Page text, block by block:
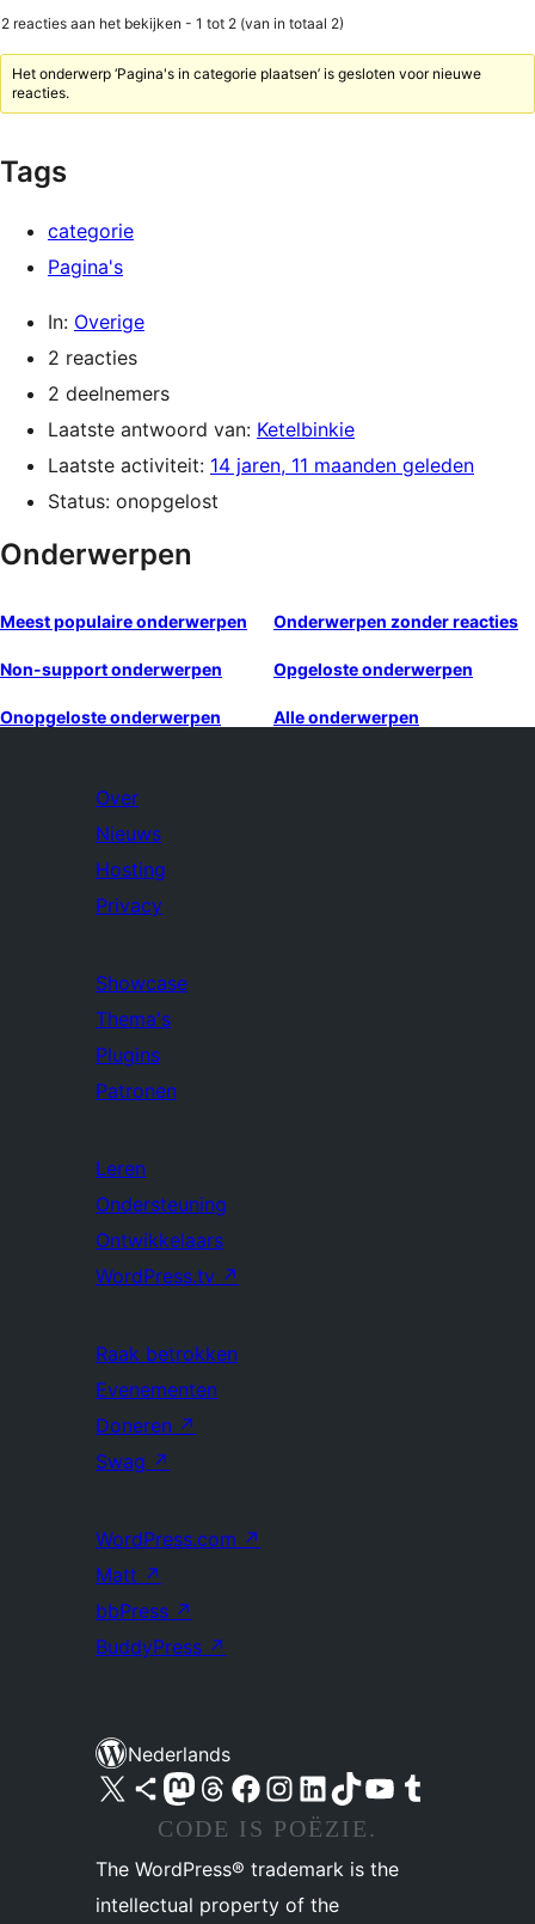
2 reacties aan het bekijken - 1 tot 2 (van in totaal 2)
Het onderwerp ‘Pagina's in categorie plaatsen’ is gesloten voor nieuwe
reacties.
Tags
categorie
Pagina's
In: Overige
2 reacties
2 deelnemers
Laatste antwoord van: Ketelbinkie
Laatste activiteit: 14 jaren, 11 maanden geleden
Status: onopgelost
Onderwerpen
Meest populaire onderwerpen Onderwerpen zonder reacties
Non-support onderwerpen Opgeloste onderwerpen
Onopgeloste onderwerpen Alle onderwerpen
Over
Nieuws
Hosting
Privacy
Showcase
Thema's
Plugins
Patronen
Leren
Ondersteuning
Ontwikkelaars
WordPress.tv ↗
Raak betrokken
Evenementen
Doneren ↗
Swag ↗
WordPress.com ↗
Matt ↗
bbPress ↗
BuddyPress ↗
Nederlands
Bezoek ons X (voorheen Twitter) account
Bezoek ons Bluesky account
Bezoek ons Mastodon account
Bezoek ons Threads account
Onze Facebook pagina bezoeken
Bezoek ons Instagram account
Bezoek ons LinkedIn account
Bezoek ons TikTok account
Bezoek ons YouTube kanaalBezoek ons Tumblr account
CODE IS POËZIE.
The WordPress® trademark is the
intellectual property of the